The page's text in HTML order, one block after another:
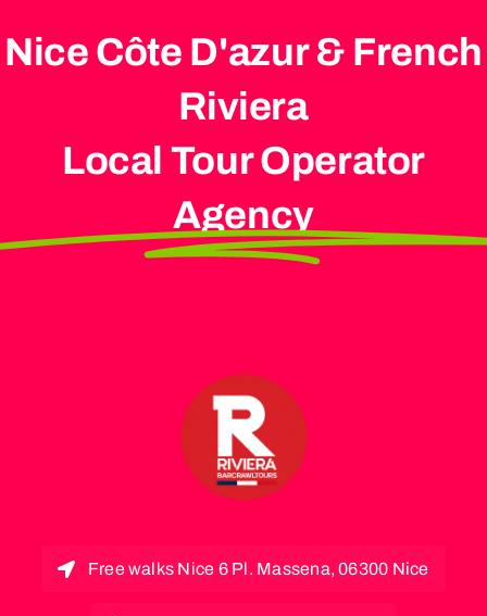
Nice Côte D'azur & French
Riviera
Local Tour Operator
Agency
Free walks Nice 6 Pl. Massena, 06300 Nice